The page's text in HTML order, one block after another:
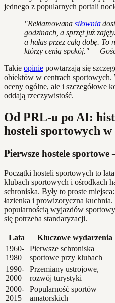
jednego z popularnych portali
"Reklamowana siłownia
godzinach, a sprzęt już
a hałas przez całą dobę. To
którzy cenią spokój." —
Takie opinie powtarzają się
obiektów w centrach
oceny ogólne, ale i szczegółowe
oddają rzeczywistość.
Od PRL-u po AI:
hosteli sportowych w
Pierwsze hostele sportowe
Początki hosteli sportowych to
klubach sportowych i ośrodkach
schroniska. Były to proste
łazienka i prowizoryczna
popularnością wyjazdów
się potrzeba standaryzacji.
Lata Kluczowe wydarzenia
1960-
1980
Pierwsze schroniska
sportowe przy klubach
1990-
2000
Przemiany ustrojowe,
rozwój turystyki
2000-
2015
Popularność sportów
amatorskich